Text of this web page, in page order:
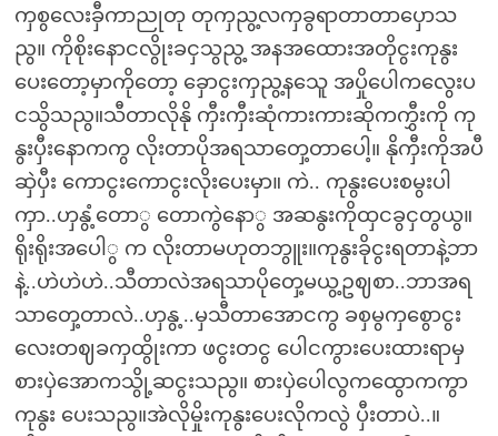
ကှစွလေးခှီကာညုတု တုကှညွ့လကှခွရာတာတာပှောသ
ညွ။ ကိုစိုးနောငလွိုးခငှသွညွ့ အနအထေားအတိုငွးကုနွး
ပေးတော့မှာကိုတော့ ခှောငွးကှညွ့နသေူ အပှိုပေါကလွေးပ
ငသွိသညွ။သီတာလိုနို ကှီးကှီးဆုံကားကားဆိုကကွှီးကို ကု
နွးပှီးနောကကွ လိုးတာပိုအရသာတှေ့တာပေါ့။ နိုကှီးကိုအပီ
ဆှဲပှီး ကောငွးကောငွးလိုးပေးမှာ။ ကဲ.. ကုနွးပေးစမွးပါ
ကှာ..ဟှနွံ့တောွ တောကွဲနောွ အဆနွးကိုထှငခွငှတွယွ။
ရိုးရိုးအပေါွ က လိုးတာမဟုတဘွူး။ကုနွးခိုငွးရတာနဲ့ဘာ
နဲ့..ဟဲဟဲဟဲ..သီတာလဲအရသာပိုတှေ့မယွ့ဥဈစာ..ဘာအရ
သာတှေ့တာလဲ..ဟှနွ့..မှသီတာအောငကွ ခစှမွကှစွောငွး
လေးတဈခကှထွိုးကာ ဖငွးတငွ ပေါငကွားပေးထားရာမှ
စားပှဲအောကသွို့ဆငွးသညွ။ စားပှဲပေါလွကထွောကကွာ
ကုနွး ပေးသညွ။အဲလိုမှိုးကုနွးပေးလိုကလွဲ ပှီးတာပဲ..။